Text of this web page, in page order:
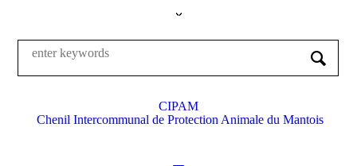
CIPAM
Chenil Intercommunal de Protection Animale du Mantois